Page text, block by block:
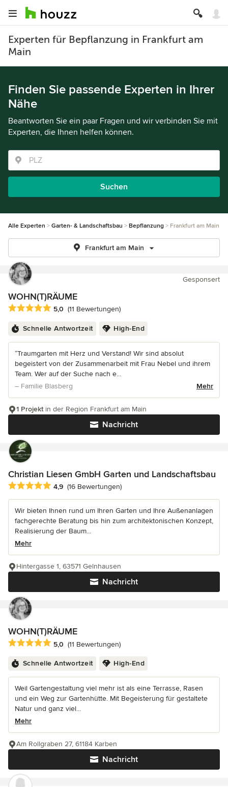
Experten für Bepflanzung in Frankfurt am
Main
Finden Sie passende Experten in Ihrer
Nähe
Beantworten Sie ein paar Fragen und wir verbinden Sie mit
Experten, die Ihnen helfen können.
Suchen
Alle Experten Garten- & Landschaftsbau Bepflanzung Frankfurt am Main
Frankfurt am Main
Gesponsert
WOHN(T)RÄUME
Durchschnittliche Bewertung: 5 von 5 Sternen
5,0 (11 Bewertungen)
Schnelle Antwortzeit High-End
“Traumgarten mit Herz und Verstand! Wir sind absolut
begeistert von der Zusammenarbeit mit Frau Nebel und ihrem
Team. Wer auf der Suche nach e...
– Familie Blasberg
Mehr
Nachricht
1 Projektin der Region Frankfurt am Main
Christian Liesen GmbH Garten und Landschaftsbau
Durchschnittliche Bewertung: 4.9 von 5 Sternen
4,9 (16 Bewertungen)
Wir bieten Ihnen rund um Ihren Garten und Ihre Außenanlagen
fachgerechte Beratung bis hin zum architektonischen Konzept,
Realisierung der Baum...
Mehr
Nachricht
Hintergasse 1, 63571 Gelnhausen
WOHN(T)RÄUME
Durchschnittliche Bewertung: 5 von 5 Sternen
5,0 (11 Bewertungen)
Schnelle Antwortzeit High-End
Weil Gartengestaltung viel mehr ist als eine Terrasse, Rasen
und ein Weg zur Gartenhütte. Mit Begeisterung für gestaltete
Natur und ganz viel...
Mehr
Nachricht
Am Rollgraben 27, 61184 Karben